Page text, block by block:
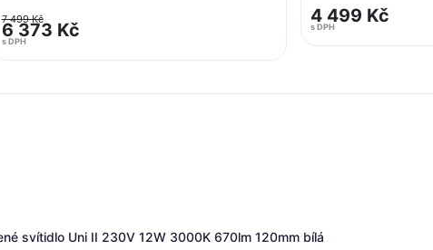
7 499 Kč
6 373 Kč
s DPH
4 499 Kč
s DPH
Deko-Light nástěnné přisazené svítidlo Uni II 230V 12W